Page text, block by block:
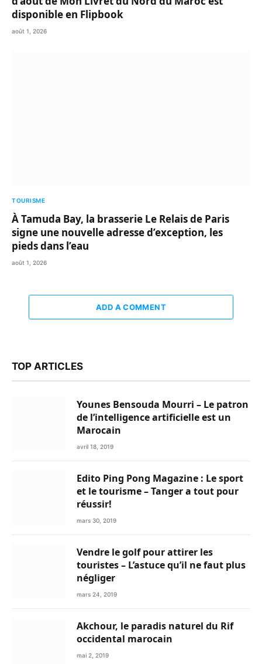
disponible en Flipbook
août 1, 2026
TOURISME
À Tamuda Bay, la brasserie Le Relais de Paris
signe une nouvelle adresse d’exception, les
pieds dans l’eau
août 1, 2026
ADD A COMMENT
TOP ARTICLES
Younes Bensouda Mourri – Le patron
de l’intelligence artificielle est un
Marocain
avril 18, 2019
Edito Ping Pong Magazine : Le sport
et le tourisme – Tanger a tout pour
réussir!
mars 30, 2019
Vendre le golf pour attirer les
touristes – L’astuce qu’il ne faut plus
négliger
mars 24, 2019
Akchour, le paradis naturel du Rif
occidental marocain
mai 2, 2019